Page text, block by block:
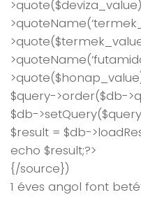
$query->order($db-
$db-
$result = $db-
echo $result;?>
{/source})
1 éves angol font